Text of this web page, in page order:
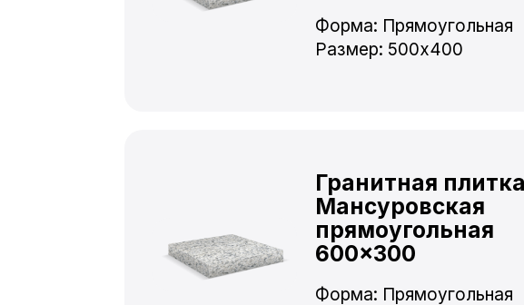
Форма: Прямоугольная
Размер: 500x400
Гранитная плитка
Мансуровская
прямоугольная
600×300
Форма: Прямоугольная